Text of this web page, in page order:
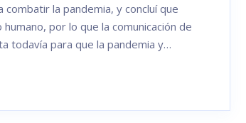
la pandemia, y concluí que
por lo que la comunicación de
todavía para que la pandemia y…